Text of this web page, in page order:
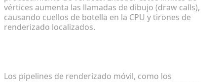
vértices aumenta las llamadas de dibujo (draw calls),
causando cuellos de botella en la CPU y tirones de
renderizado localizados.
Los pipelines de renderizado móvil, como los